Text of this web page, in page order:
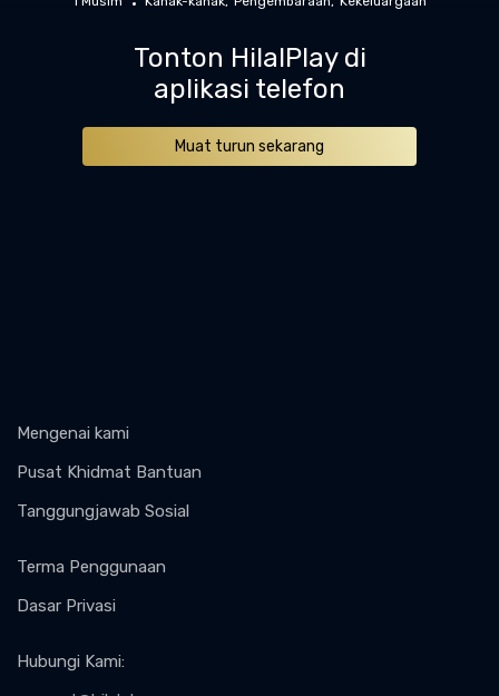
Tonton HilalPlay di
aplikasi telefon
Muat turun sekarang
Mengenai kami
Pusat Khidmat Bantuan
Tanggungjawab Sosial
Terma Penggunaan
Dasar Privasi
Hubungi Kami: